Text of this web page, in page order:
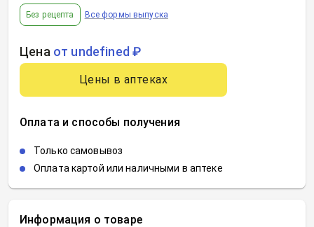
Информация о товаре
Без рецепта Все формы выпуска
Цена от undefined ₽
Цены в аптеках
Оплата и способы получения
Только самовывоз
Оплата картой или наличными в аптеке